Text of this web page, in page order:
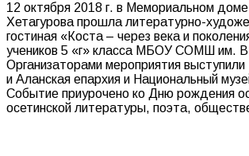
12 октября 2018 г. в Мемориальном
Хетагурова прошла литературно-
гостиная «Коста – через века и
учеников 5 «г» класса МБОУ СОМШ им.
Организаторами мероприятия выступили
и Аланская епархия и Национальный
Событие приурочено ко Дню рождения
осетинской литературы, поэта,